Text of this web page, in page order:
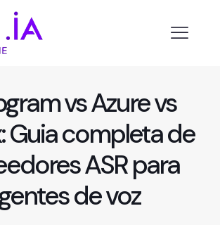
vs Azure vs
Guia completa de
ASR para
de voz